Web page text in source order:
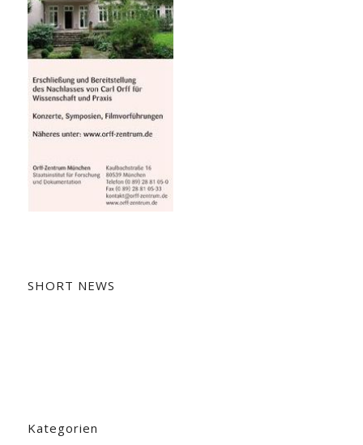
SHORT NEWS
Kategorien